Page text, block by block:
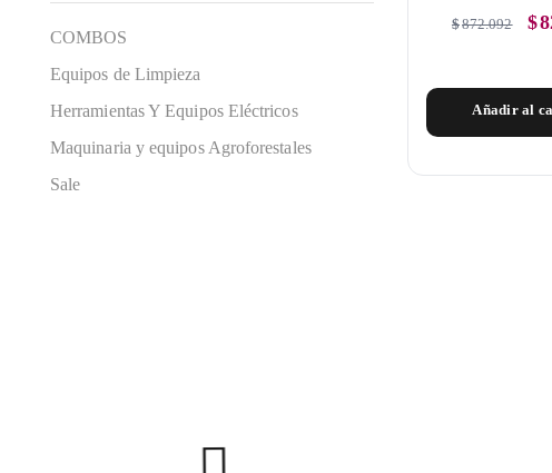
$872.092 $
Añadir al
COMBOS
Equipos de Limpieza
Herramientas Y Equipos Eléctricos
Maquinaria y equipos Agroforestales
Sale